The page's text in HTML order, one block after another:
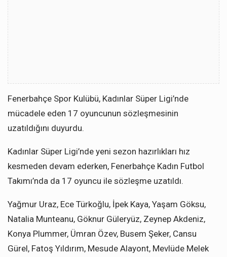
Fenerbahçe Spor Kulübü, Kadınlar Süper Ligi’nde
mücadele eden 17 oyuncunun sözleşmesinin
uzatıldığını duyurdu.
Kadınlar Süper Ligi’nde yeni sezon hazırlıkları hız
kesmeden devam ederken, Fenerbahçe Kadın Futbol
Takımı’nda da 17 oyuncu ile sözleşme uzatıldı.
Yağmur Uraz, Ece Türkoğlu, İpek Kaya, Yaşam Göksu,
Natalia Munteanu, Göknur Güleryüz, Zeynep Akdeniz,
Konya Plummer, Ümran Özev, Busem Şeker, Cansu
Gürel, Fatoş Yıldırım, Mesude Alayont, Mevlüde Melek